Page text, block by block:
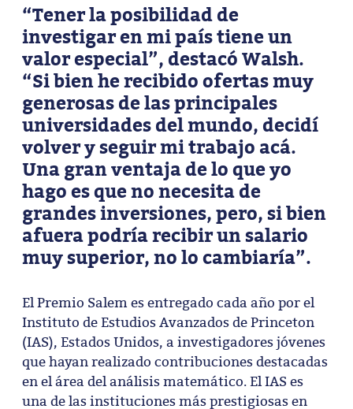
“Tener la posibilidad de
investigar en mi país tiene un
valor especial”, destacó Walsh.
“Si bien he recibido ofertas muy
generosas de las principales
universidades del mundo, decidí
volver y seguir mi trabajo acá.
Una gran ventaja de lo que yo
hago es que no necesita de
grandes inversiones, pero, si bien
afuera podría recibir un salario
muy superior, no lo cambiaría”.
El Premio Salem es entregado cada año por el
Instituto de Estudios Avanzados de Princeton
(IAS), Estados Unidos, a investigadores jóvenes
que hayan realizado contribuciones destacadas
en el área del análisis matemático. El IAS es
una de las instituciones más prestigiosas en